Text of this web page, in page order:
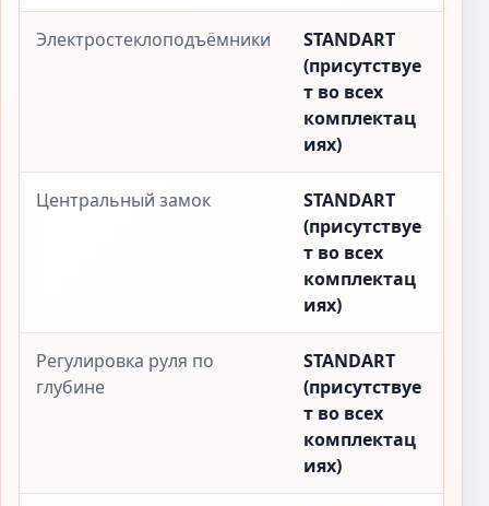
Электростеклоподъёмники
STANDART
(присутствуе
т во всех
комплектац
иях)
Центральный замок
STANDART
(присутствуе
т во всех
комплектац
иях)
Регулировка руля по
глубине
STANDART
(присутствуе
т во всех
комплектац
иях)